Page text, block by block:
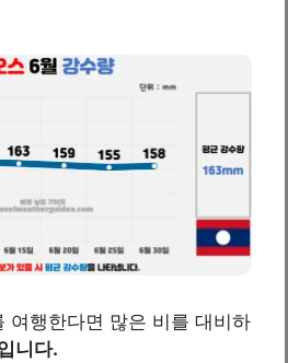
여행한다면 많은 비를 대비하
니다.